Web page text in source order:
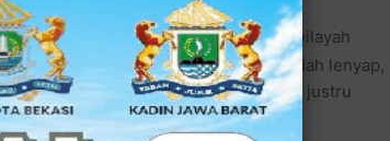
bandang yang kembali merendam wilayah
pada hujan, pada pohon yang sudah lenyap,
GMBI Distrik Kota Bekasi justru